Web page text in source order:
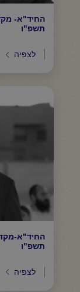
החיד"א-
תשפ"ו
לצפיה
החיד"א-
תשפ"ו
לצפיה